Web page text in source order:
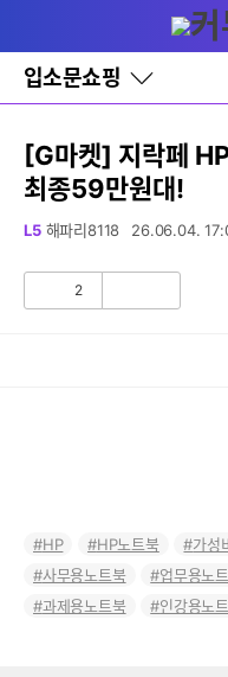
와
홈
입소문쇼핑
바
로
기
레
이
어
창
글
[G마켓] 지락페
최종59만원대!
L5 해파리8118 26.06.04.
2
HP HP노트북 가성
사무용노트북
업무용노
과제용노트북
인강용노